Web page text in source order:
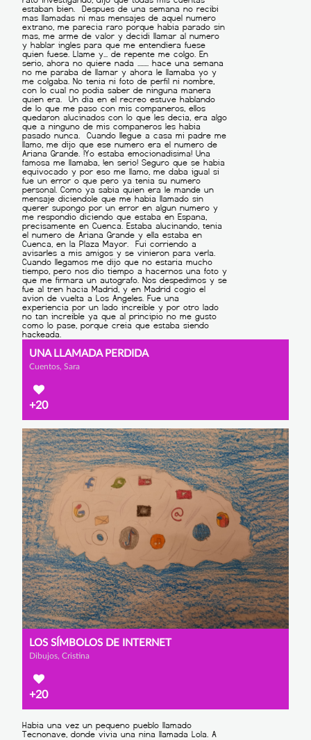
UNA LLAMADA PERDIDA
Cuentos, Sara
+20
LOS SÍMBOLOS DE INTERNET
Dibujos, Cristina
+20